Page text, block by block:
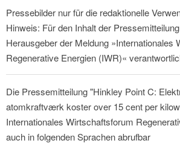
Pressebilder nur für die redaktionelle
Hinweis: Für den Inhalt der
Herausgeber der Meldung »Internationales
Regenerative Energien (IWR)«
Die Pressemitteilung "Hinkley Point C:
atomkraftværk koster over 15 cent per
Internationales Wirtschaftsforum
auch in folgenden Sprachen abrufbar